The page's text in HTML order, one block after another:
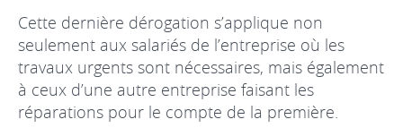
Cette dernière dérogation s’applique non
seulement aux salariés de l’entreprise où les
travaux urgents sont nécessaires, mais également
à ceux d’une autre entreprise faisant les
réparations pour le compte de la première.